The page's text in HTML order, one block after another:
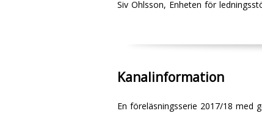
Siv Ohlsson, Enheten för
Kanalinformation
En föreläsningsserie 2017/18 med